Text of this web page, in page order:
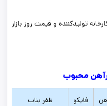
تولیدکننده و قیمت روز بازار
محبوب
فایکو ظفر بناب